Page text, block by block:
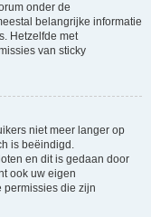
onder de
belangrijke informatie
Hetzelfde met
van sticky
niet meer langer op
is beëindigd.
en dit is gedaan door
ook uw eigen
permissies die zijn